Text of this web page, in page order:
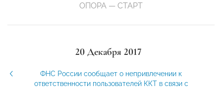
ОПОРА — СТАРТ
20 Декабря 2017
ФНС России сообщает о непривлечении к
ответственности пользователей ККТ в связи с